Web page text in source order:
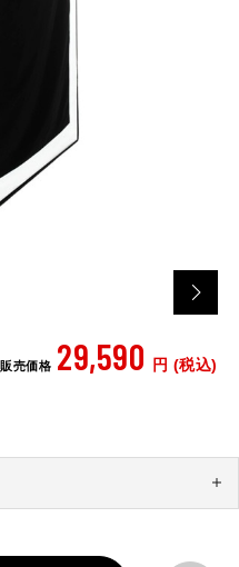
販売価格 29,590 円 (税込)